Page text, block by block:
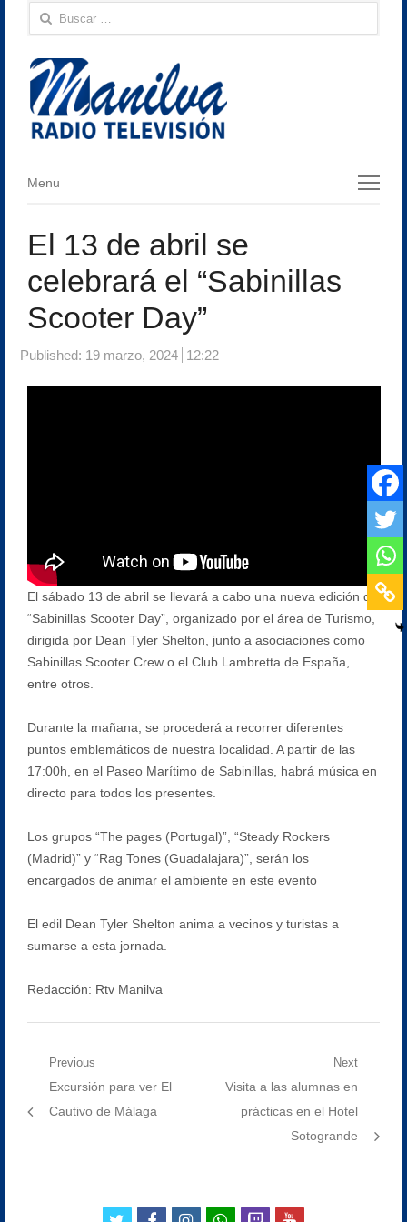
Buscar:
Menu
Menu
El 13 de abril se
celebrará el “Sabinillas
Scooter Day”
Published: 19 marzo, 2024 12:22
El sábado 13 de abril se llevará a cabo una nueva edición de
“Sabinillas Scooter Day”, organizado por el área de Turismo,
dirigida por Dean Tyler Shelton, junto a asociaciones como
Sabinillas Scooter Crew o el Club Lambretta de España,
entre otros.
Durante la mañana, se procederá a recorrer diferentes
puntos emblemáticos de nuestra localidad. A partir de las
17:00h, en el Paseo Marítimo de Sabinillas, habrá música en
directo para todos los presentes.
Los grupos “The pages (Portugal)”, “Steady Rockers
(Madrid)” y “Rag Tones (Guadalajara)”, serán los
encargados de animar el ambiente en este evento
El edil Dean Tyler Shelton anima a vecinos y turistas a
sumarse a esta jornada.
Redacción: Rtv Manilva
Navegación
Previous
Previous
post:
Excursión para ver El
Cautivo de Málaga
Next
Next
post:
Visita a las alumnas en
prácticas en el Hotel
Sotogrande